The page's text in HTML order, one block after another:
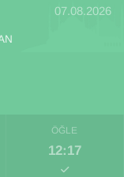
07.08.2026
ÖĞLE
12:17